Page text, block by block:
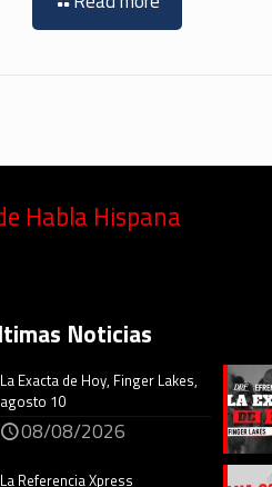
Habla Hispana
Noticias
La Exacta de Hoy, Finger Lakes,
agosto 10
08/08/2026
La Referencia Xpress